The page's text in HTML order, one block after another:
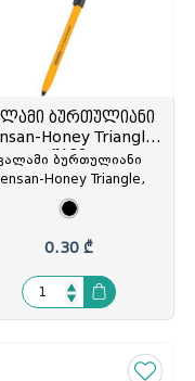
ბურთულიანი
Honey Triangle,
შავი
ბურთულიანი
Honey Triangle,
წვერი: 1.0მმ, შავი,
TR 23, PS-
2023/10, PS-202771
0.30 ₾